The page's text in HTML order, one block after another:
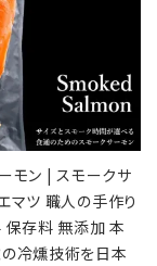
モン | スモークサ
マツ 職人の手作り
保存料 無添加 本
冷燻技術を日本